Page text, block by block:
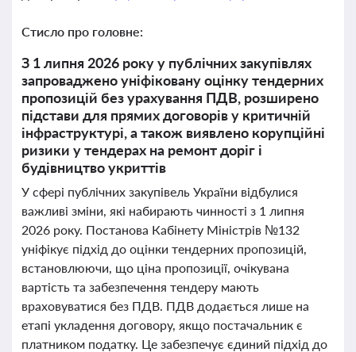
Стисло про головне:
З 1 липня 2026 року у публічних закупівлях
запроваджено уніфіковану оцінку тендерних
пропозицій без урахування ПДВ, розширено
підстави для прямих договорів у критичній
інфраструктурі, а також виявлено корупційні
ризики у тендерах на ремонт доріг і
будівництво укриттів
У сфері публічних закупівель України відбулися
важливі зміни, які набирають чинності з 1 липня
2026 року. Постанова Кабінету Міністрів №132
уніфікує підхід до оцінки тендерних пропозицій,
встановлюючи, що ціна пропозиції, очікувана
вартість та забезпечення тендеру мають
враховуватися без ПДВ. ПДВ додається лише на
етапі укладення договору, якщо постачальник є
платником податку. Це забезпечує єдиний підхід до